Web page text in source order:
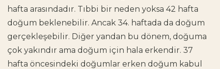
hafta arasındadır. Tıbbi bir neden yoksa 42 hafta
doğum beklenebilir. Ancak 34. haftada da doğum
gerçekleşebilir. Diğer yandan bu dönem, doğuma
çok yakındır ama doğum için hala erkendir. 37
hafta öncesindeki doğumlar erken doğum kabul